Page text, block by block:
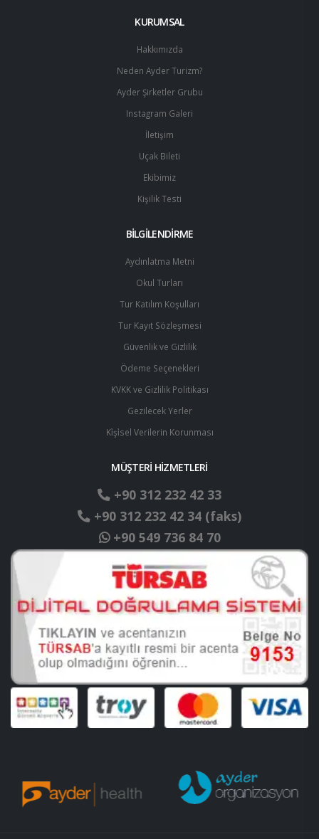
KURUMSAL
Hakkımızda
Neden Ayder Turizm?
Ayder Şirketler Grubu
Instagram Galeri
İletişim
Uçak Bileti
Ekibimiz
Kişilik Testi
BİLGİLENDİRME
Aydınlatma Metni
Okul Turları
Tur Katılım Koşulları
Tur Kayıt Sözleşmesi
Güvenlik ve Gizlilik
Ödeme Seçenekleri
KVKK ve Gizlilik Politikası
Gezilecek Yerler
Ki̇şi̇sel Verilerin Korunması
MÜŞTERİ HİZMETLERİ
+90 312 232 42 33
+90 312 232 42 34 (faks)
+90 549 736 84 70